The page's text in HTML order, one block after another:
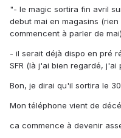
"- le magic sortira fin avril
debut mai en magasins
commencent à parler de mai)
- il serait déjà dispo en pré
SFR (là j'ai bien regardé, j'ai
Bon, je dirai qu'il sortira le
Mon téléphone vient de
ca commence à devenir